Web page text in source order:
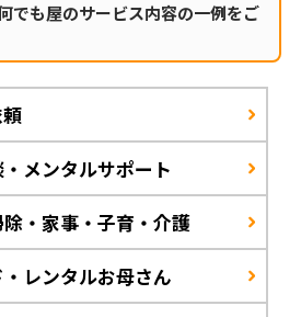
でも屋のサービス内容の一例をご
メンタルサポート
・家事・子育・介護
レンタルお母さん